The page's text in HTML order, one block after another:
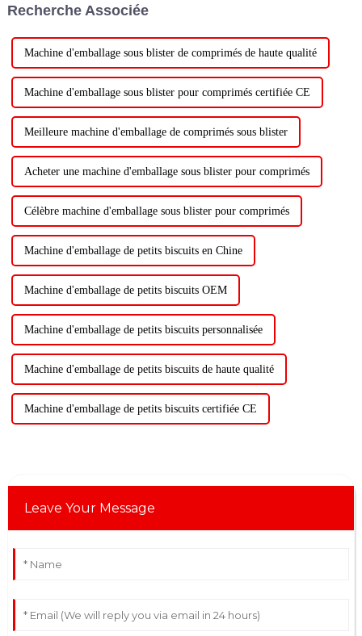
Recherche Associée
Machine d'emballage sous blister de comprimés de haute qualité
Machine d'emballage sous blister pour comprimés certifiée CE
Meilleure machine d'emballage de comprimés sous blister
Acheter une machine d'emballage sous blister pour comprimés
Célèbre machine d'emballage sous blister pour comprimés
Machine d'emballage de petits biscuits en Chine
Machine d'emballage de petits biscuits OEM
Machine d'emballage de petits biscuits personnalisée
Machine d'emballage de petits biscuits de haute qualité
Machine d'emballage de petits biscuits certifiée CE
Leave Your Message